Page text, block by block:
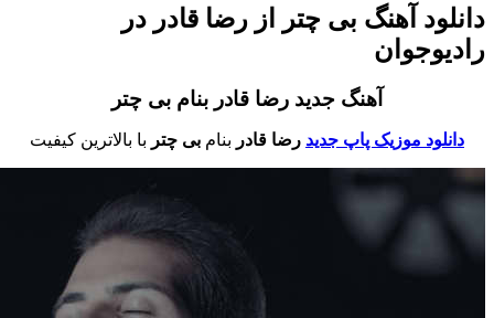
آهنگ بی چتر از رضا قادر در
آهنگ جدید رضا قادر بنام بی چتر
دانلود موزیک پاپ جدیدرضا قادربنامبی چتربا بالاترین کیفیت